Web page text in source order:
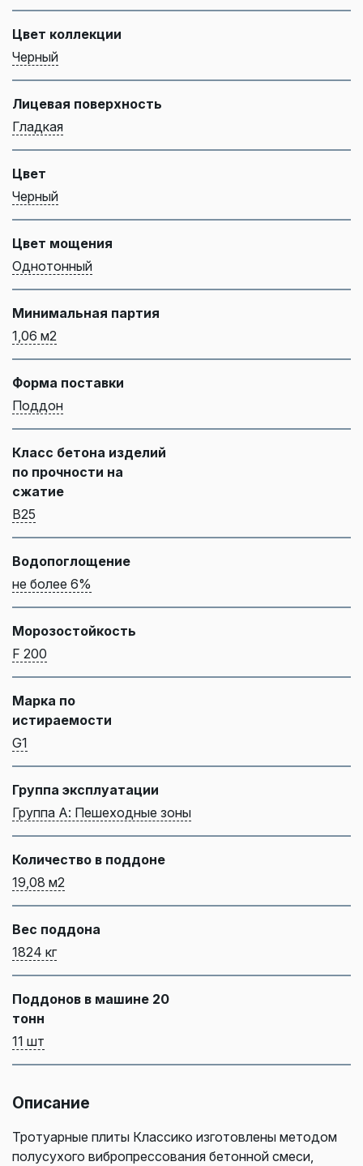
Цвет коллекции
Черный
Лицевая поверхность
Гладкая
Цвет
Черный
Цвет мощения
Однотонный
Минимальная партия
1,06 м2
Форма поставки
Поддон
Класс бетона изделий
по прочности на
сжатие
B25
Водопоглощение
не более 6%
Морозостойкость
F 200
Марка по
истираемости
G1
Группа эксплуатации
Группа А: Пешеходные зоны
Количество в поддоне
19,08 м2
Вес поддона
1824 кг
Поддонов в машине 20
тонн
11 шт
Описание
Тротуарные плиты Классико изготовлены методом
полусухого вибропрессования бетонной смеси,